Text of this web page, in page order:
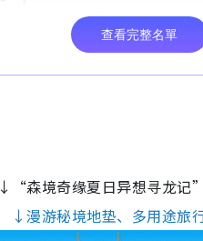
↓“森境奇缘夏日异想寻龙记
↓漫游秘境地垫、多用途旅